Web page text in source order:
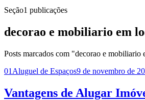
Seção1 publicações
decorao e mobiliario em
Posts marcados com "decorao e mobiliario
01 Aluguel de Espaços9 de novembro de
Vantagens de Alugar